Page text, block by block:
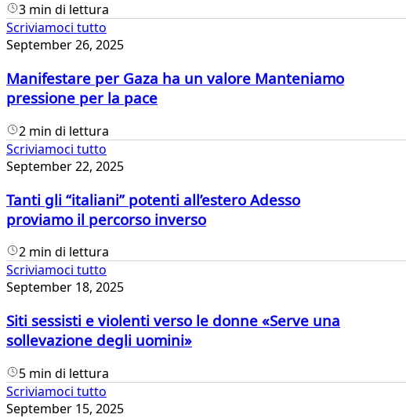
3 min di lettura
Scriviamoci tutto
September 26, 2025
Manifestare per Gaza ha un valore Manteniamo
pressione per la pace
2 min di lettura
Scriviamoci tutto
September 22, 2025
Tanti gli “italiani” potenti all’estero Adesso
proviamo il percorso inverso
2 min di lettura
Scriviamoci tutto
September 18, 2025
Siti sessisti e violenti verso le donne «Serve una
sollevazione degli uomini»
5 min di lettura
Scriviamoci tutto
September 15, 2025